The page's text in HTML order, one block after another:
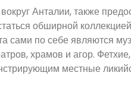
Анталии, также
обширной
сами по себе являются
храмов и агор.
местные